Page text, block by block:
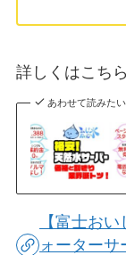
詳しくはこち
あわせて読みたい
【富士お
ォーターサ